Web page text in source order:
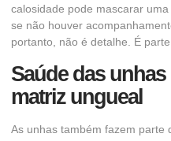
calosidade pode mascarar
se não houver
portanto, não é detalhe. É
Saúde das
matriz ungueal
As unhas também fazem parte